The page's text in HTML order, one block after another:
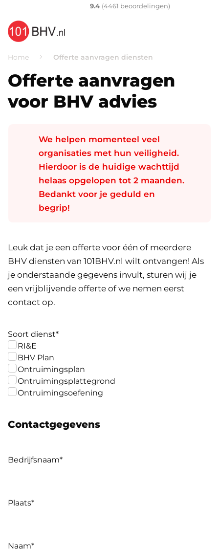
Klantenvertellen
9.410
(4461 ​ beoordelingen)
Home Offerte aanvragen diensten
Offerte aanvragen
voor BHV advies
We helpen momenteel veel
organisaties met hun veiligheid.
Hierdoor is de huidige wachttijd
helaas opgelopen tot 2 maanden.
Bedankt voor je geduld en
begrip!
Leuk dat je een offerte voor één of meerdere
BHV diensten van 101BHV.nl wilt ontvangen! Als
je onderstaande gegevens invult, sturen wij je
een vrijblijvende offerte of we nemen eerst
contact op.
Soort dienst*
RI&E
BHV Plan
Ontruimingsplan
Ontruimingsplattegrond
Ontruimingsoefening
Contactgegevens
Bedrijfsnaam*
Plaats*
Naam*